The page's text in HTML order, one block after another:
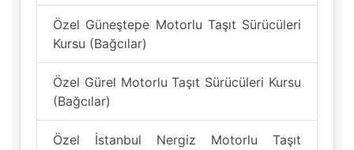
Özel Güneştepe Motorlu Taşıt Sürücüleri
Kursu (Bağcılar)
Özel Gürel Motorlu Taşıt Sürücüleri Kursu
(Bağcılar)
Özel İstanbul Nergiz Motorlu Taşıt